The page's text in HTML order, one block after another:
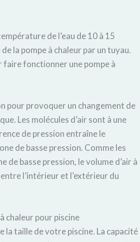
de l’eau de 10 à 15
la pompe à chaleur par un tuyau.
faire fonctionner une pompe à
pour provoquer un changement de
Les molécules d’air sont à une
de pression entraîne le
de basse pression. Comme les
de basse pression, le volume d’air à
l’intérieur et l’extérieur du
chaleur pour piscine
la taille de votre piscine. La capacité